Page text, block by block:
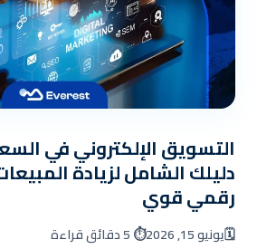
دليلك الشامل لزيادة
رقمي قوي
🗓️يونيو 15, 2026 ⏱️ 5 دقائق قراءة